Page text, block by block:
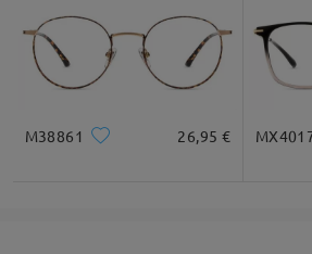
M38861 26,95 €